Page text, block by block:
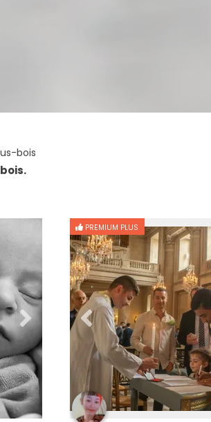
bois
PREMIUM PLUS